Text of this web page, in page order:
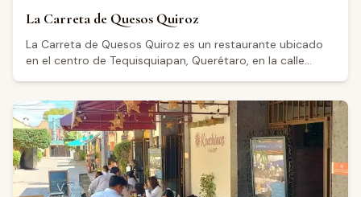
La Carreta de Quesos Quiroz
La Carreta de Quesos Quiroz es un restaurante ubicado
en el centro de Tequisquiapan, Querétaro, en la calle
Cuenta con una calificación de 4.3 sobre 5 basada en 113
reseñas en Google. Los visitantes destacan un ambiente
tranquilo y acogedor, con música en vivo algunos días
como los viernes. Los comensales mencionan una oferta
centrada en quesos de la región y la posibilidad de
acompañarlos con vinos locales, además de resaltar la